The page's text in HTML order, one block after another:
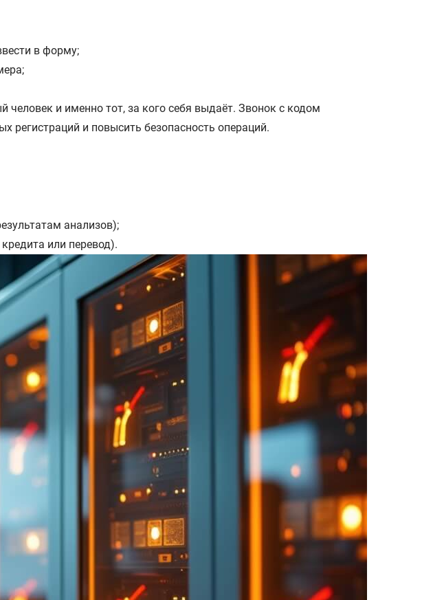
в форму;
и именно тот, за кого себя выдаёт. Звонок с кодом
регистраций и повысить безопасность операций.
анализов);
или перевод).